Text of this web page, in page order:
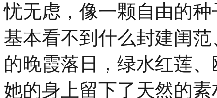
忧无虑，像一颗自由的
基本看不到什么封建闺
的晚霞落日，绿水红莲
她的身上留下了天然的